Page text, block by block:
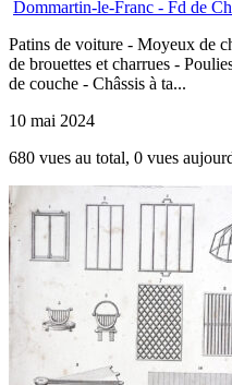
Dommartin-le-Franc - Fd de
Patins de voiture - Moyeux de
de brouettes et charrues -
de couche - Châssis à ta...
10 mai 2024
680 vues au total, 0 vues